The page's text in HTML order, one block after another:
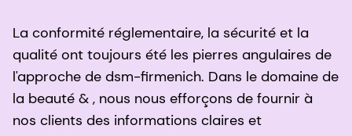
La conformité réglementaire, la sécurité et la
qualité ont toujours été les pierres angulaires de
l'approche de dsm-firmenich. Dans le domaine de
la beauté & , nous nous efforçons de fournir à
nos clients des informations claires et